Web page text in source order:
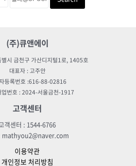
(주)큐앤에이
시 금천구 가산디지털1로, 1405호
대표자 : 고주안
등록번호 :616-88-02816
업번호 : 2024-서울금천-1917
고객센터
객센터 : 1544-6766
mathyou2@naver.com
이용약관
개인정보 처리방침